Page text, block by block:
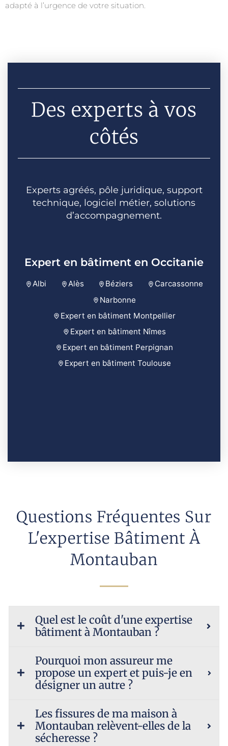
adapté à l’urgence de votre situation.
Des experts à vos
côtés
Experts agréés, pôle juridique, support
technique, logiciel métier, solutions
d’accompagnement.
Expert en bâtiment en Occitanie
Albi Alès Béziers
Carcassonne
Narbonne
Expert en bâtiment Montpellier
Expert en bâtiment Nîmes
Expert en bâtiment Perpignan
Expert en bâtiment Toulouse
Questions Fréquentes Sur
L'expertise Bâtiment À
Montauban
Quel est le coût d'une expertise
bâtiment à Montauban ?
Pourquoi mon assureur me
propose un expert et puis-je en
désigner un autre ?
Les fissures de ma maison à
Montauban relèvent-elles de la
sécheresse ?